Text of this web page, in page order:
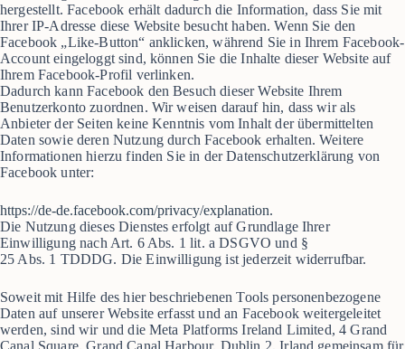
hergestellt. Facebook erhält dadurch die Information, dass Sie mit
Ihrer IP-Adresse diese Website besucht haben. Wenn Sie den
Facebook „Like-Button“ anklicken, während Sie in Ihrem Facebook-
Account eingeloggt sind, können Sie die Inhalte dieser Website auf
Ihrem Facebook-Profil verlinken.
Dadurch kann Facebook den Besuch dieser Website Ihrem
Benutzerkonto zuordnen. Wir weisen darauf hin, dass wir als
Anbieter der Seiten keine Kenntnis vom Inhalt der übermittelten
Daten sowie deren Nutzung durch Facebook erhalten. Weitere
Informationen hierzu finden Sie in der Datenschutzerklärung von
Facebook unter:
https://de-de.facebook.com/privacy/explanation.
Die Nutzung dieses Dienstes erfolgt auf Grundlage Ihrer
Einwilligung nach Art. 6 Abs. 1 lit. a DSGVO und §
25 Abs. 1 TDDDG. Die Einwilligung ist jederzeit widerrufbar.
Soweit mit Hilfe des hier beschriebenen Tools personenbezogene
Daten auf unserer Website erfasst und an Facebook weitergeleitet
werden, sind wir und die Meta Platforms Ireland Limited, 4 Grand
Canal Square, Grand Canal Harbour, Dublin 2, Irland gemeinsam für